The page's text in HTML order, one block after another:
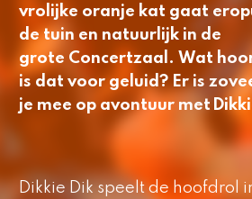
vrolijke oranje kat gaat
de tuin en natuurlijk in de
grote Concertzaal. Wat
is dat voor geluid? Er is
je mee op avontuur met
Dikkie Dik speelt de hoofdrol